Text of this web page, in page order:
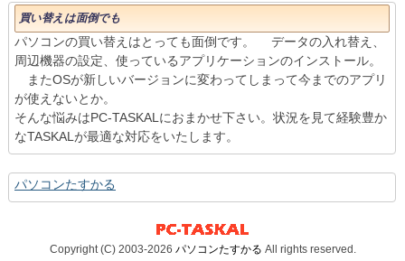
買い替えは面倒でも
パソコンの買い替えはとっても面倒です。 データの入れ替え、
周辺機器の設定、使っているアプリケーションのインストール。
またOSが新しいバージョンに変わってしまって今までのアプリ
が使えないとか。
そんな悩みはPC-TASKALにおまかせ下さい。状況を見て経験豊か
なTASKALが最適な対応をいたします。
パソコンたすかる
Copyright (C) 2003-2026 パソコンたすかる All rights reserved.